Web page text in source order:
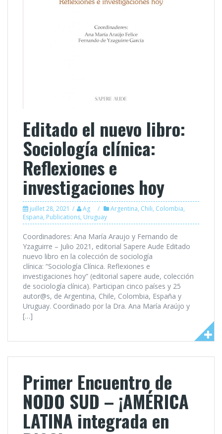
Editado el nuevo libro:
Sociología clínica:
Reflexiones e
investigaciones hoy
juillet 28, 2021 Ag Argentina, Chili, Colombia,
Espana, Publications, Uruguay
Coordinadores: Ana María Araujo y Fernando de
Yzaguirre – Julio 2021, editorial Sapere Aude Editado
nuevo libro en la colección de sociología
clínica: “Sociología Clínica. Reflexiones e
investigaciones hoy” (editorial sapere aude, colección
de sociología clínica). Participan cinco países y 25
autor@s, de Argentina, Chile, Colombia, España y
Uruguay. Coordinado por la Dra. Ana María Araújo y
[…]
Primer Encuentro de
NODO SUD – ¡AMÉRICA
LATINA integrada en